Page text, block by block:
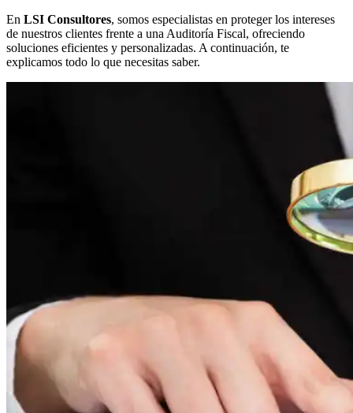
En LSI Consultores, somos especialistas en proteger los intereses
de nuestros clientes frente a una Auditoría Fiscal, ofreciendo
soluciones eficientes y personalizadas. A continuación, te
explicamos todo lo que necesitas saber.